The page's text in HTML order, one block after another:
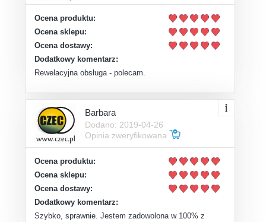
Ocena produktu:
Ocena sklepu:
Ocena dostawy:
Dodatkowy komentarz:
Rewelacyjna obsługa - polecam.
Barbara
Dodano: 2019-04-26
Opinia zweryfikowana
Ocena produktu:
Ocena sklepu:
Ocena dostawy:
Dodatkowy komentarz:
Szybko, sprawnie. Jestem zadowolona w 100% z